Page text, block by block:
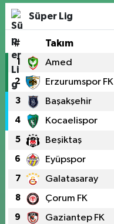
Süper Lig
# Takım
1 Amed
2 Erzurumspor FK
3 Başakşehir
4 Kocaelispor
5 Beşiktaş
6 Eyüpspor
7 Galatasaray
8 Çorum FK
9 Gaziantep FK